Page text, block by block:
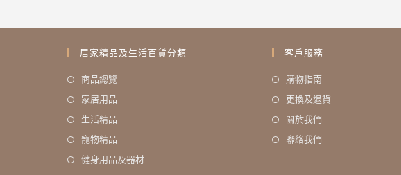
居家精品及生活百貨分類
商品總覽
家居用品
生活精品
寵物精品
健身用品及器材
客戶服務
購物指南
更換及退貨
關於我們
聯絡我們